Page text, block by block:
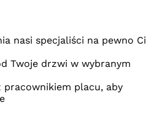
nasi specjaliści na pewno Ci
Twoje drzwi w wybranym
pracownikiem placu, aby